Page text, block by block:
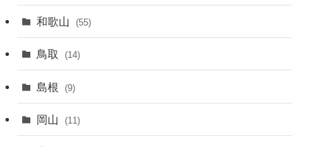
和歌山 (55)
鳥取 (14)
島根 (9)
岡山 (11)